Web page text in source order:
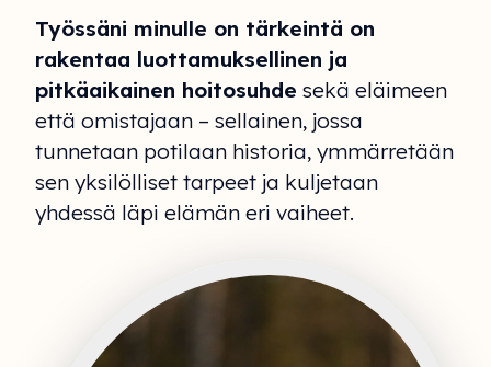
Työssäni minulle on tärkeintä on
rakentaa luottamuksellinen ja
pitkäaikainen hoitosuhde sekä eläimeen
että omistajaan – sellainen, jossa
tunnetaan potilaan historia, ymmärretään
sen yksilölliset tarpeet ja kuljetaan
yhdessä läpi elämän eri vaiheet.